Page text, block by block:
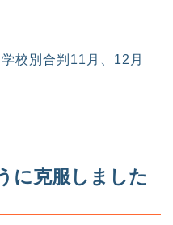
校別合判11月、12月
に克服しました